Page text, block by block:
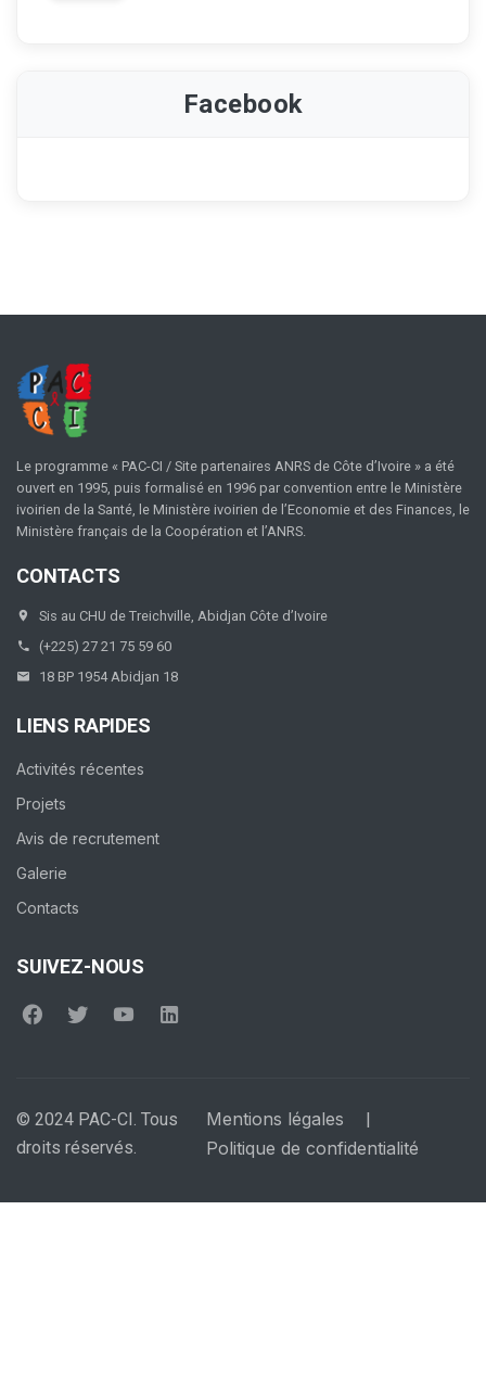
Facebook
Le programme « PAC-CI / Site partenaires ANRS de Côte d’Ivoire » a été
ouvert en 1995, puis formalisé en 1996 par convention entre le Ministère
ivoirien de la Santé, le Ministère ivoirien de l’Economie et des Finances, le
Ministère français de la Coopération et l’ANRS.
CONTACTS
Sis au CHU de Treichville, Abidjan Côte d’Ivoire
(+225) 27 21 75 59 60
18 BP 1954 Abidjan 18
LIENS RAPIDES
Activités récentes
Projets
Avis de recrutement
Galerie
Contacts
SUIVEZ-NOUS
© 2024 PAC-CI. Tous
droits réservés.
Mentions légales
Politique de confidentialité